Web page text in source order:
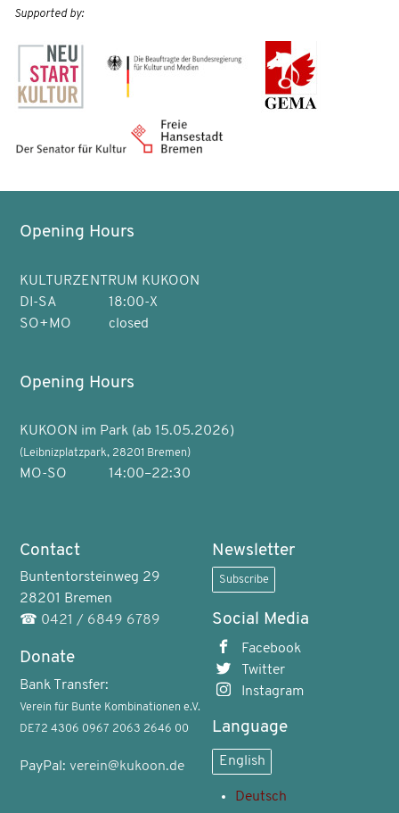
Supported by:
Opening Hours
KULTURZENTRUM KUKOON
DI-SA
18:00-X
SO+MO
closed
Opening Hours
KUKOON im Park (ab 15.05.2026)
(Leibnizplatzpark, 28201 Bremen)
MO-SO 14:00–22:30
Contact
Buntentorsteinweg 29
28201 Bremen
☎ 0421 / 6849 6789
Donate
Bank Transfer:
Verein für Bunte Kombinationen e.V.
DE72 4306 0967 2063 2646 00
PayPal:verein@kukoon.de
Newsletter
Subscribe
Social Media
Facebook
Twitter
Instagram
Language
English
Deutsch